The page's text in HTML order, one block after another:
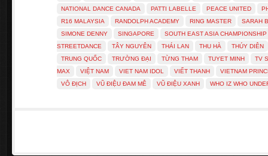
NATIONAL DANCE CANADA
PATTI LABELLE PEACE UNITED
R16 MALAYSIA
RANDOLPH ACADEMY RING MASTER
SARAH
SIMONE DENNY
SINGAPORE
SOUTH EAST ASIA CHAMPIONSHIP
STREETDANCE
TÂY NGUYÊN THÁI LAN THU HÀ
THÚY DIÊN
TRUNG QUỐC
TRƯỜNG ĐẠI TỪNG THAM TUYET MINH
TV
MAX
VIỆT NAM VIET NAM IDOL VIẾT THANH
VIETNAM
VÔ ĐỊCH
VŨ ĐIỆU ĐAM MÊ VŨ ĐIỆU XANH WHO IZ WHO